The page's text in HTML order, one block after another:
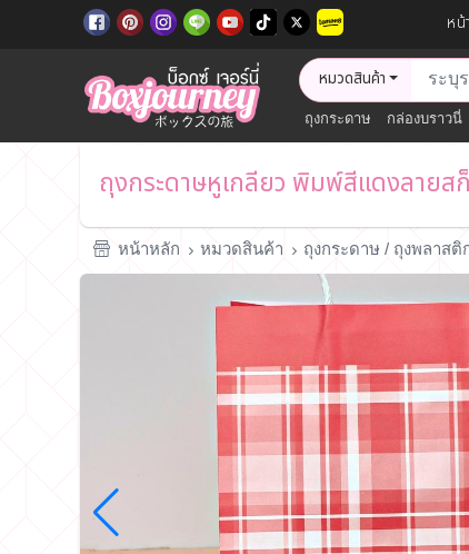
หน้
หมวดสินค้า
ถุงกระดาษ กล่องบราวนี่
ถุงกระดาษหูเกลียว พิมพ์สีแดงลาย
หน้าหลัก หมวดสินค้า ถุงกระดาษ / ถุงพลาสติ